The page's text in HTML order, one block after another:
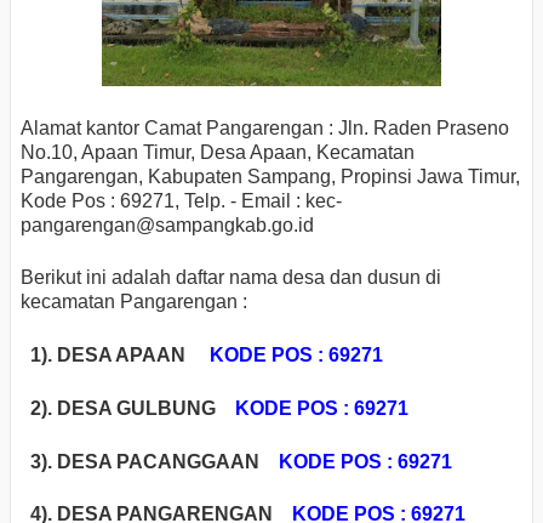
Alamat kantor Camat Pangarengan : Jln. Raden Praseno
No.10, Apaan Timur, Desa Apaan, Kecamatan
Pangarengan, Kabupaten Sampang, Propinsi Jawa Timur,
Kode Pos : 69271, Telp. - Email : kec-
pangarengan@sampangkab.go.id
Berikut ini adalah daftar nama desa dan dusun di
kecamatan Pangarengan :
1). DESA APAAN KODE POS : 69271
2). DESA GULBUNG KODE POS : 69271
3). DESA PACANGGAAN KODE POS : 69271
4). DESA PANGARENGAN KODE POS : 69271